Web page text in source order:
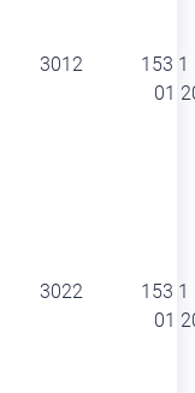
3012
153 1
01
3022
153 1
01